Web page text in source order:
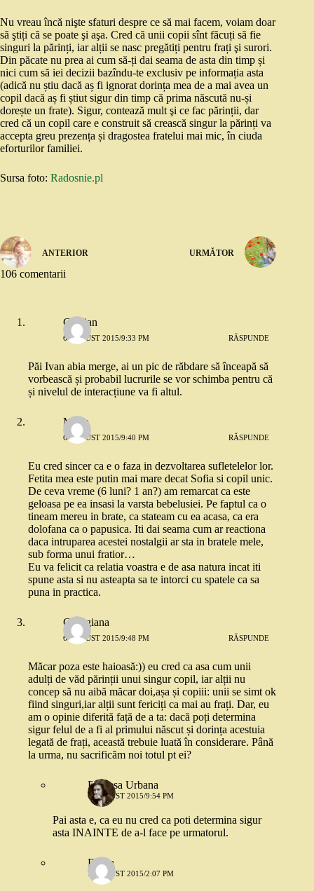
Nu vreau încă nişte sfaturi despre ce să mai facem, voiam doar
să ştiți că se poate şi aşa. Cred că unii copii sînt făcuți să fie
singuri la părinți, iar alții se nasc pregătiți pentru frați şi surori.
Din păcate nu prea ai cum să-ți dai seama de asta din timp și
nici cum să iei decizii bazîndu-te exclusiv pe informația asta
(adică nu știu dacă aș fi ignorat dorința mea de a mai avea un
copil dacă aș fi știut sigur din timp că prima născută nu-și
dorește un frate). Sigur, contează mult şi ce fac părinții, dar
cred că un copil care e construit să crească singur la părinți va
accepta greu prezența și dragostea fratelui mai mic, în ciuda
eforturilor familiei.
Sursa foto: Radosnie.pl
ANTERIOR URMĂTOR
106 comentarii
Cristian
6 AUGUST 2015/9:33 PM RĂSPUNDE
Păi Ivan abia merge, ai un pic de răbdare să înceapă să
vorbească și probabil lucrurile se vor schimba pentru că
și nivelul de interacțiune va fi altul.
Maria
6 AUGUST 2015/9:40 PM RĂSPUNDE
Eu cred sincer ca e o faza in dezvoltarea sufletelelor lor.
Fetita mea este putin mai mare decat Sofia si copil unic.
De ceva vreme (6 luni? 1 an?) am remarcat ca este
geloasa pe ea insasi la varsta bebelusiei. Pe faptul ca o
tineam mereu in brate, ca stateam cu ea acasa, ca era
dolofana ca o papusica. Iti dai seama cum ar reactiona
daca intruparea acestei nostalgii ar sta in bratele mele,
sub forma unui fratior…
Eu va felicit ca relatia voastra e de asa natura incat iti
spune asta si nu asteapta sa te intorci cu spatele ca sa
puna in practica.
Georgiana
6 AUGUST 2015/9:48 PM RĂSPUNDE
Măcar poza este haioasă:)) eu cred ca asa cum unii
adulți de văd părinții unui singur copil, iar alții nu
concep să nu aibă măcar doi,așa și copiii: unii se simt ok
fiind singuri,iar alții sunt fericiți ca mai au frați. Dar, eu
am o opinie diferită față de a ta: dacă poți determina
sigur felul de a fi al primului născut și dorința acestuia
legată de frați, această trebuie luată în considerare. Până
la urma, nu sacrificăm noi totul pt ei?
Printesa Urbana
6 AUGUST 2015/9:54 PM
Pai asta e, ca eu nu cred ca poti determina sigur
asta INAINTE de a-l face pe urmatorul.
Diana
7 AUGUST 2015/2:07 PM